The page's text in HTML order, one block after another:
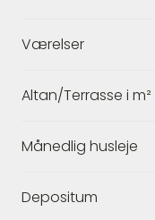
Værelser
Altan/Terrasse i m²
Månedlig husleje
Depositum